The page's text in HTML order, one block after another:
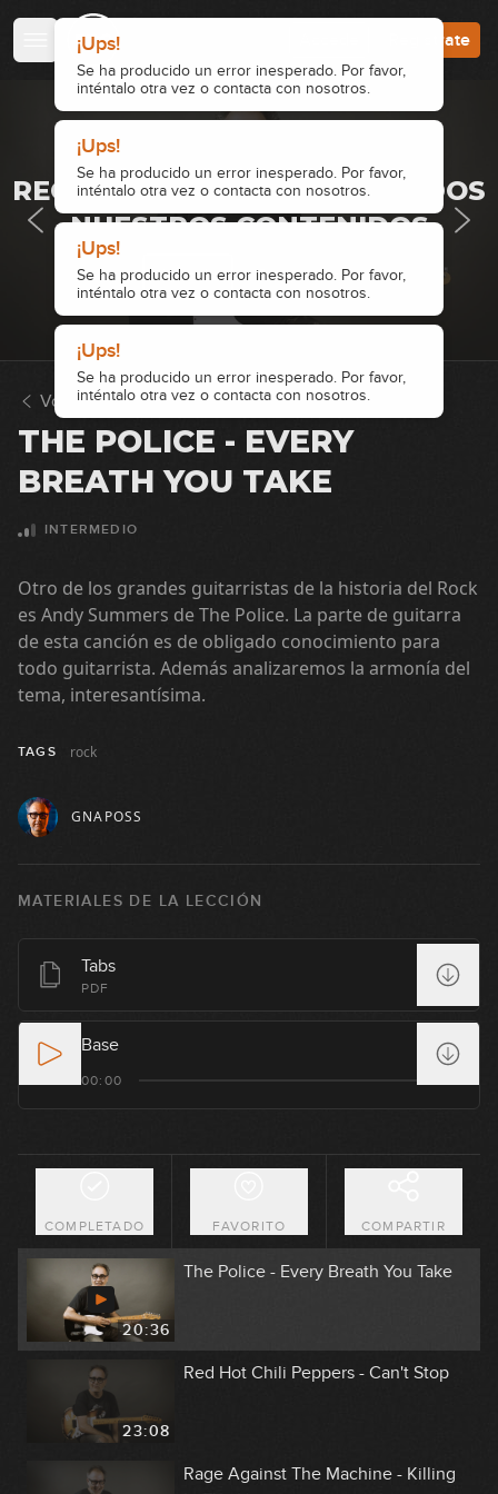
¡Ups!
Se ha producido un error inesperado. Por favor,
inténtalo otra vez o contacta con nosotros.
¡Ups!
Se ha producido un error inesperado. Por favor,
inténtalo otra vez o contacta con nosotros.
¡Ups!
Se ha producido un error inesperado. Por favor,
inténtalo otra vez o contacta con nosotros.
¡Ups!
Se ha producido un error inesperado. Por favor,
inténtalo otra vez o contacta con nosotros.
Regístrate
REGÍSTRATE Y ACCEDE A TODOS
NUESTROS CONTENIDOS
Accede Regístrate
Volver a Repertorio
THE POLICE - EVERY
BREATH YOU TAKE
INTERMEDIO
Otro de los grandes guitarristas de la historia del Rock
es Andy Summers de The Police. La parte de guitarra
de esta canción es de obligado conocimiento para
todo guitarrista. Además analizaremos la armonía del
tema, interesantísima.
TAGS rock
GNAPOSS
MATERIALES DE LA LECCIÓN
Tabs
PDF
Base
00:00
COMPLETADO FAVORITO COMPARTIR
19:40
16:08
Chuck Berry - Johnny B. Goode
20:36
The Police - Every Breath You Take
23:08
Red Hot Chili Peppers - Can't Stop
Rage Against The Machine - Killing